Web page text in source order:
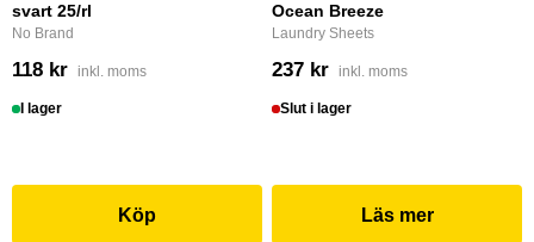
svart 25/rl
No Brand
118 kr inkl. moms
I lager
Köp
Ocean Breeze
Laundry Sheets
237 kr inkl. moms
Slut i lager
Läs mer